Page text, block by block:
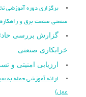
برگزاری دوره آموزشی
صنعتی صنعت برق و
گزارش بررسی
خرابکاری صنعتی
ارزیابی امنیتی و
ارائه آموزشی حمله به
عمل)